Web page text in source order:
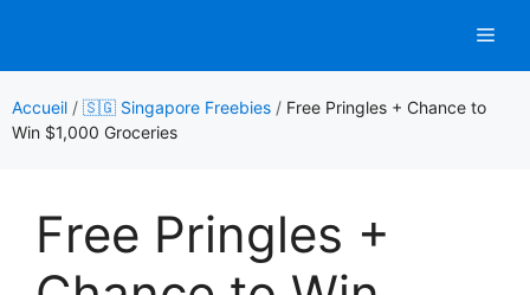
contenu
Accueil / 🇸🇬 Singapore Freebies / Free Pringles + Chance to
Win $1,000 Groceries
Free Pringles +